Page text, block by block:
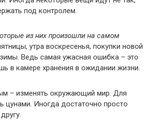
под контролем.
из них произошли на самом
утра воскресенья, покупки новой
Ведь самая ужасная ошибка – это
в камере хранения в ожидании жизни.
– изменять окружающий мир. Для
цунами. Иногда достаточно просто